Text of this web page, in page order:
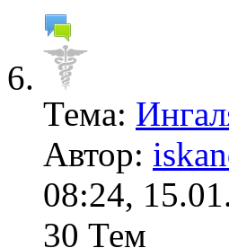
Тема:
Автор:
08:24,
30 Тем